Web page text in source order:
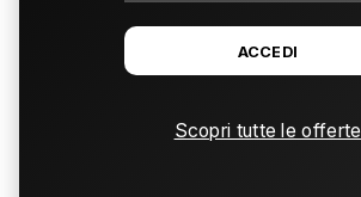
ACCEDI
Scopri tutte le offerte